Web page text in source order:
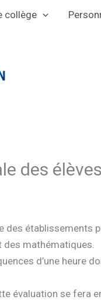
collège
des
des
des mathématiques.
d’une heure
évaluation se fera